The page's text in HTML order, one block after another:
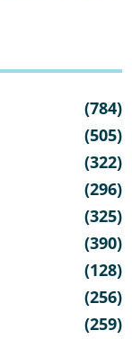
(784)
(505)
(322)
(296)
(325)
(390)
(128)
(256)
(259)